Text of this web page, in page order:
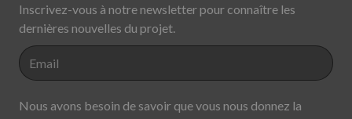
Inscrivez-vous à notre newsletter pour connaître les
dernières nouvelles du projet.
Nous avons besoin de savoir que vous nous donnez la